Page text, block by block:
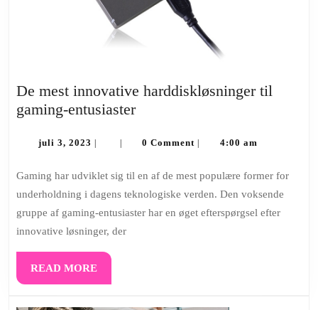
De mest innovative harddiskløsninger til
gaming-entusiasterDe
innovative
til
gaming-
entusiaster
juli 3, 2023 juli
0 Comment 4:00 am
Gaming har udviklet sig til en af de mest populære former for
underholdning i dagens teknologiske verden. Den voksende
gruppe af gaming-entusiaster har en øget efterspørgsel efter
innovative løsninger, der
READ MOREREAD
MORE